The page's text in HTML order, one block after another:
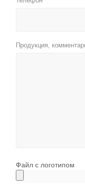
Продукция,
Файл с логотипом